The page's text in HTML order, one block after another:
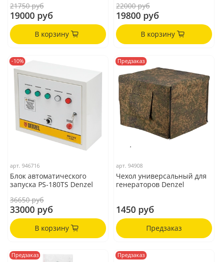
21750 руб
19000 руб
В корзину
22000 руб
19800 руб
В корзину
-10%
арт.946716
Блок автоматического
запуска PS-180TS Denzel
36650 руб
33000 руб
В корзину
Предзаказ
арт.94908
Чехол универсальный для
генераторов Denzel
1450 руб
Предзаказ
Предзаказ Предзаказ